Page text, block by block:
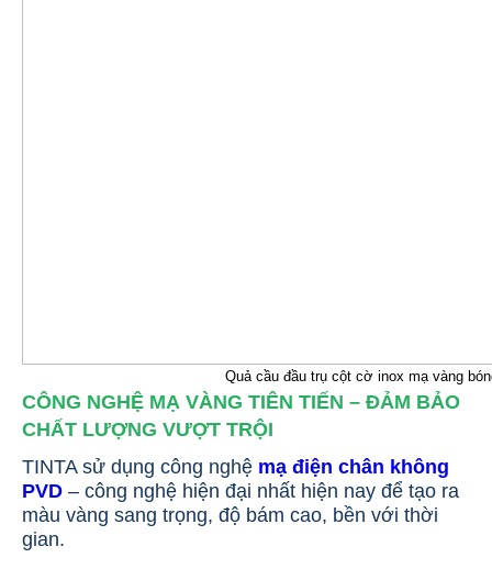
Quả cầu đầu trụ cột cờ inox mạ vàng
CÔNG NGHỆ MẠ VÀNG TIÊN TIẾN – ĐẢM BẢO
CHẤT LƯỢNG VƯỢT TRỘI
TINTA sử dụng công nghệ mạ điện chân không
PVD – công nghệ hiện đại nhất hiện nay để tạo ra
màu vàng sang trọng, độ bám cao, bền với thời
gian.